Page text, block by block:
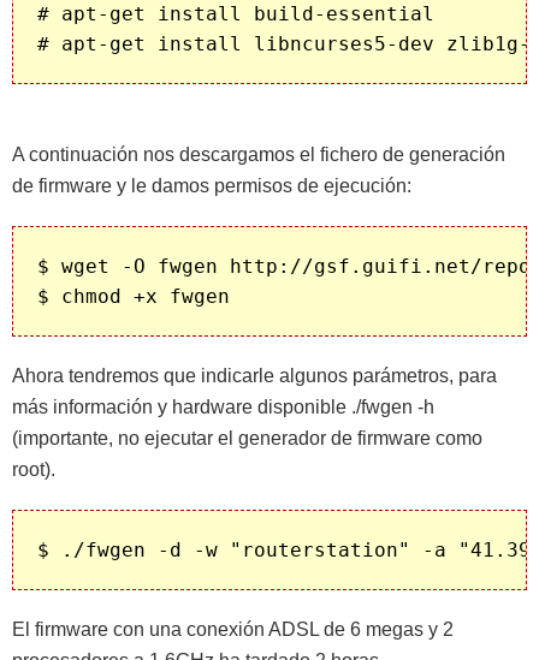
# apt-get install build-essential
A continuación nos descargamos el fichero de generación
de firmware y le damos permisos de ejecución:
$ wget -O fwgen http://gsf.guifi.net/
Ahora tendremos que indicarle algunos parámetros, para
más información y hardware disponible ./fwgen -h
(importante, no ejecutar el generador de firmware como
root).
El firmware con una conexión ADSL de 6 megas y 2